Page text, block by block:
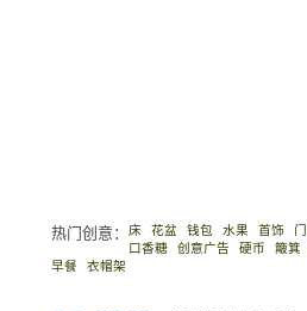
热门创意： 床 花盆 钱包 水果 首饰 门
口香糖
创意广告 硬币 簸箕
早餐
衣帽架